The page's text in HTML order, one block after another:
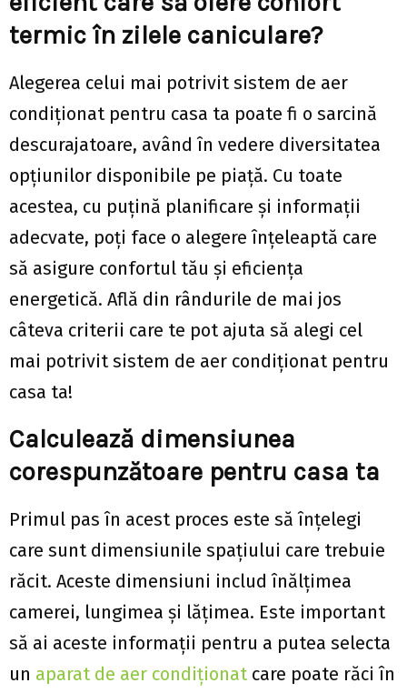
termic în zilele caniculare?
Alegerea celui mai potrivit sistem de aer
condiționat pentru casa ta poate fi o sarcină
descurajatoare, având în vedere diversitatea
opțiunilor disponibile pe piață. Cu toate
acestea, cu puțină planificare și informații
adecvate, poți face o alegere înțeleaptă care
să asigure confortul tău și eficiența
energetică. Află din rândurile de mai jos
câteva criterii care te pot ajuta să alegi cel
mai potrivit sistem de aer condiționat pentru
casa ta!
Calculează dimensiunea
corespunzătoare pentru casa ta
Primul pas în acest proces este să înțelegi
care sunt dimensiunile spațiului care trebuie
răcit. Aceste dimensiuni includ înălțimea
camerei, lungimea și lățimea. Este important
să ai aceste informații pentru a putea selecta
un aparat de aer condiționat care poate răci în